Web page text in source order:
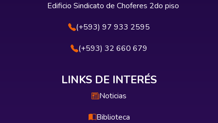
Edificio Sindicato de Choferes 2do piso
(+593) 97 933 2595
(+593) 32 660 679
LINKS DE INTERÉS
Noticias
Biblioteca